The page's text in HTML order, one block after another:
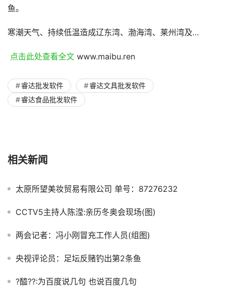
鱼。
寒潮天气、持续低温造成辽东湾、渤海湾、莱州湾及…
点击此处查看全文 www.maibu.ren
睿达批发软件
睿达文具批发软件
睿达食品批发软件
相关新闻
太原所望美妆贸易有限公司 单号：87276232
CCTV5主持人陈滢:亲历冬奥会现场(图)
两会记者：冯小刚冒充工作人员(组图)
央视评论员：足坛反赌钓出第2条鱼
?醯??:为百度说几句 也说百度几句